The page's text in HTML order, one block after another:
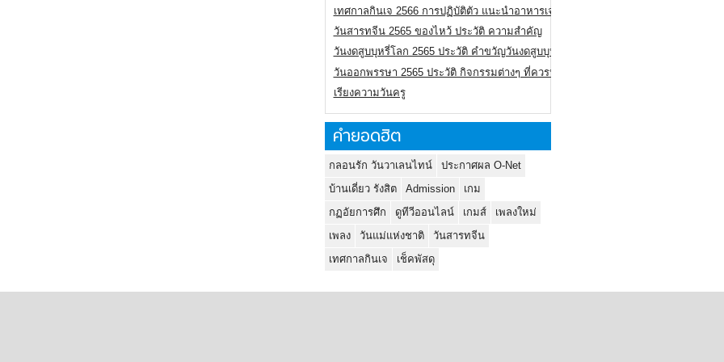
เทศกาลกินเจ 2566 การปฏิบัติตัว แนะนำอาหารเจ
วันสารทจีน 2565 ของไหว้ ประวัติ ความสำคัญ
วันงดสูบบุหรี่โลก 2565 ประวัติ คำขวัญวันงดสูบบุหรี่โลก
วันออกพรรษา 2565 ประวัติ กิจกรรมต่างๆ ที่ควรปฏิบัติ
เรียงความวันครู
คำยอดฮิต
กลอนรัก วันวาเลนไทน์
ประกาศผล O-Net
บ้านเดี่ยว รังสิต
Admission
เกม
กฏอัยการศึก
ดูทีวีออนไลน์ เกมส์
เพลงใหม่
เพลง
วันแม่แห่งชาติ
วันสารทจีน
เทศกาลกินเจ
เช็คพัสดุ